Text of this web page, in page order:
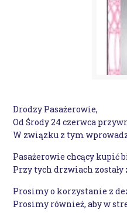
Drodzy Pasażerowie,
Od Środy 24 czerwca
W związku z tym
Pasażerowie chcący kupić
Przy tych drzwiach
Prosimy o korzystanie z
Prosimy również, aby w